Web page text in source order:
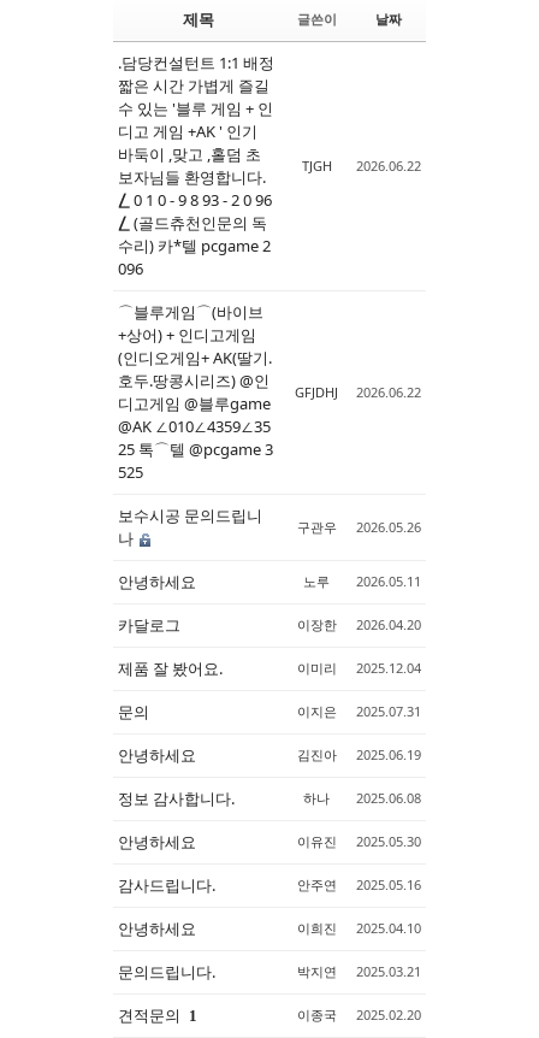
제목 글쓴이 날짜
.담당컨설턴트 1:1 배정
짧은 시간 가볍게 즐길
수 있는 '블루 게임 + 인
디고 게임 +AK ' 인기
바둑이 ,맞고 ,홀덤 초
보자님들 환영합니다.
⎳ 0 1 0 - 9 8 93 - 2 0 96
⎳ (골드츄천인문의 독
수리) 카*텔 pcgame 2
096
TJGH 2026.06.22
⌒블루게임⌒(바이브
+상어) + 인디고게임
(인디오게임+ AK(딸기.
호두.땅콩시리즈) @인
디고게임 @블루game
@AK ∠010∠4359∠35
25 톡⌒텔 @pcgame 3
525
GFJDHJ 2026.06.22
보수시공 문의드립니
나
구관우 2026.05.26
안녕하세요 노루 2026.05.11
카달로그 이장한 2026.04.20
제품 잘 봤어요. 이미리 2025.12.04
문의 이지은 2025.07.31
안녕하세요 김진아 2025.06.19
정보 감사합니다. 하나 2025.06.08
안녕하세요 이유진 2025.05.30
감사드립니다. 안주연 2025.05.16
안녕하세요 이희진 2025.04.10
문의드립니다. 박지연 2025.03.21
견적문의 1 이종국 2025.02.20